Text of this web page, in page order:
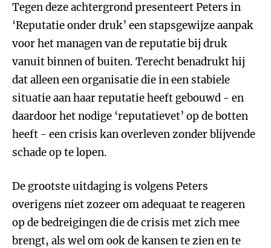
Tegen deze achtergrond presenteert Peters in
‘Reputatie onder druk’ een stapsgewijze aanpak
voor het managen van de reputatie bij druk
vanuit binnen of buiten. Terecht benadrukt hij
dat alleen een organisatie die in een stabiele
situatie aan haar reputatie heeft gebouwd - en
daardoor het nodige ‘reputatievet’ op de botten
heeft - een crisis kan overleven zonder blijvende
schade op te lopen.
De grootste uitdaging is volgens Peters
overigens niet zozeer om adequaat te reageren
op de bedreigingen die de crisis met zich mee
brengt, als wel om ook de kansen te zien en te